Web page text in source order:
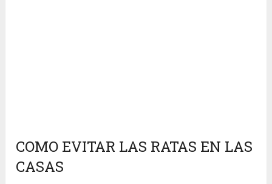
COMO EVITAR LAS RATAS EN LAS
CASAS